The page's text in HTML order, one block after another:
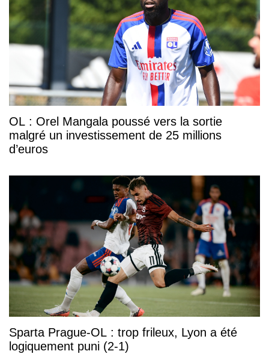
OL : Orel Mangala poussé vers la sortie
malgré un investissement de 25 millions
d’euros
Sparta Prague-OL : trop frileux, Lyon a été
logiquement puni (2-1)